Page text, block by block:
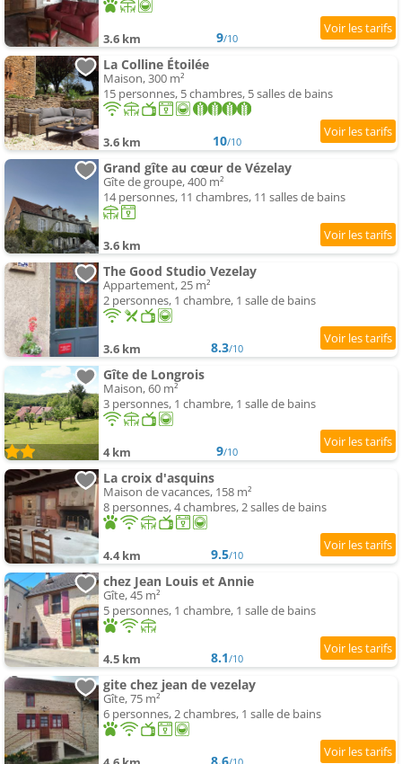
3.6 km 9/10
La Colline Étoilée
Maison, 300 m²
15 personnes, 5 chambres, 5 salles de bains
3.6 km 10/10
Grand gîte au cœur de Vézelay
Gîte de groupe, 400 m²
14 personnes, 11 chambres, 11 salles de bains
3.6 km
The Good Studio Vezelay
Appartement, 25 m²
2 personnes, 1 chambre, 1 salle de bains
3.6 km 8.3/10
Gîte de Longrois
Maison, 60 m²
3 personnes, 1 chambre, 1 salle de bains
4 km 9/10
La croix d'asquins
Maison de vacances, 158 m²
8 personnes, 4 chambres, 2 salles de bains
4.4 km 9.5/10
chez Jean Louis et Annie
Gîte, 45 m²
5 personnes, 1 chambre, 1 salle de bains
4.5 km 8.1/10
gite chez jean de vezelay
Gîte, 75 m²
6 personnes, 2 chambres, 1 salle de bains